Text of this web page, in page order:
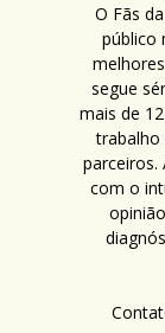
O Fãs
público
segue
mais de
trabalho
parceiros.
com o